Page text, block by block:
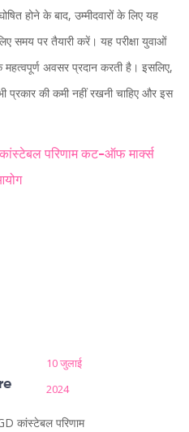
होने के बाद, उम्मीदवारों के लिए यह
समय पर तैयारी करें। यह परीक्षा युवाओं
महत्वपूर्ण अवसर प्रदान करती है। इसलिए,
प्रकार की कमी नहीं रखनी चाहिए और इस
परिणाम कट-ऑफ मार्क्स
10 जुलाई
2024
कांस्टेबल परिणाम